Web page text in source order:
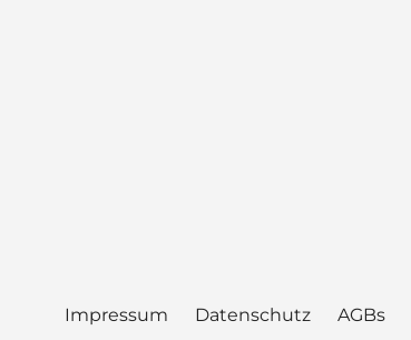
Impressum Datenschutz AGBs